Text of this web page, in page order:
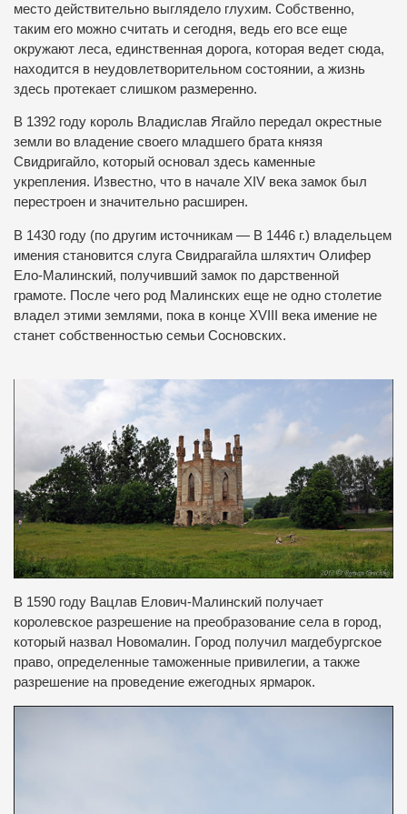
место действительно выглядело глухим. Собственно,
таким его можно считать и сегодня, ведь его все еще
окружают леса, единственная дорога, которая ведет сюда,
находится в неудовлетворительном состоянии, а жизнь
здесь протекает слишком размеренно.
В 1392 году король Владислав Ягайло передал окрестные
земли во владение своего младшего брата князя
Свидригайло, который основал здесь каменные
укрепления. Известно, что в начале XIV века замок был
перестроен и значительно расширен.
В 1430 году (по другим источникам — В 1446 г.) владельцем
имения становится слуга Свидрагайла шляхтич Олифер
Ело-Малинский, получивший замок по дарственной
грамоте. После чего род Малинских еще не одно столетие
владел этими землями, пока в конце XVIII века имение не
станет собственностью семьи Сосновских.
В 1590 году Вацлав Елович-Малинский получает
королевское разрешение на преобразование села в город,
который назвал Новомалин. Город получил магдебургское
право, определенные таможенные привилегии, а также
разрешение на проведение ежегодных ярмарок.